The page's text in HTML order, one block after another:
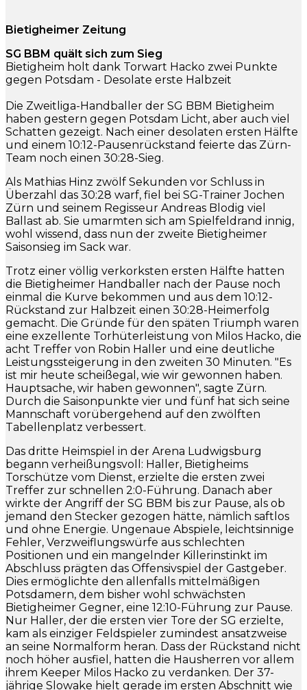
Bietigheimer Zeitung
SG BBM quält sich zum Sieg
Bietigheim holt dank Torwart Hacko zwei Punkte
gegen Potsdam - Desolate erste Halbzeit
Die Zweitliga-Handballer der SG BBM Bietigheim
haben gestern gegen Potsdam Licht, aber auch viel
Schatten gezeigt. Nach einer desolaten ersten Hälfte
und einem 10:12-Pausenrückstand feierte das Zürn-
Team noch einen 30:28-Sieg.
Als Mathias Hinz zwölf Sekunden vor Schluss in
Überzahl das 30:28 warf, fiel bei SG-Trainer Jochen
Zürn und seinem Regisseur Andreas Blodig viel
Ballast ab. Sie umarmten sich am Spielfeldrand innig,
wohl wissend, dass nun der zweite Bietigheimer
Saisonsieg im Sack war.
Trotz einer völlig verkorksten ersten Hälfte hatten
die Bietigheimer Handballer nach der Pause noch
einmal die Kurve bekommen und aus dem 10:12-
Rückstand zur Halbzeit einen 30:28-Heimerfolg
gemacht. Die Gründe für den späten Triumph waren
eine exzellente Torhüterleistung von Milos Hacko, die
acht Treffer von Robin Haller und eine deutliche
Leistungssteigerung in den zweiten 30 Minuten. "Es
ist mir heute scheißegal, wie wir gewonnen haben.
Hauptsache, wir haben gewonnen", sagte Zürn.
Durch die Saisonpunkte vier und fünf hat sich seine
Mannschaft vorübergehend auf den zwölften
Tabellenplatz verbessert.
Das dritte Heimspiel in der Arena Ludwigsburg
begann verheißungsvoll: Haller, Bietigheims
Torschütze vom Dienst, erzielte die ersten zwei
Treffer zur schnellen 2:0-Führung. Danach aber
wirkte der Angriff der SG BBM bis zur Pause, als ob
jemand den Stecker gezogen hätte, nämlich saftlos
und ohne Energie. Ungenaue Abspiele, leichtsinnige
Fehler, Verzweiflungswürfe aus schlechten
Positionen und ein mangelnder Killerinstinkt im
Abschluss prägten das Offensivspiel der Gastgeber.
Dies ermöglichte den allenfalls mittelmäßigen
Potsdamern, dem bisher wohl schwächsten
Bietigheimer Gegner, eine 12:10-Führung zur Pause.
Nur Haller, der die ersten vier Tore der SG erzielte,
kam als einziger Feldspieler zumindest ansatzweise
an seine Normalform heran. Dass der Rückstand nicht
noch höher ausfiel, hatten die Hausherren vor allem
ihrem Keeper Milos Hacko zu verdanken. Der 37-
jährige Slowake hielt gerade im ersten Abschnitt wie